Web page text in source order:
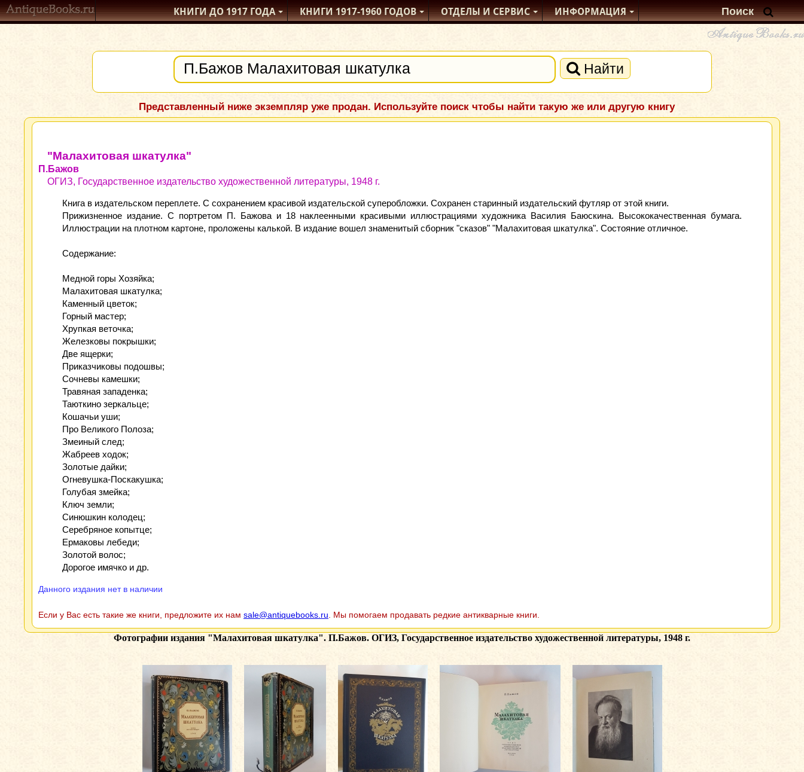
КНИГИ ДО 1917ГОДА КНИГИ1917-1960ГОДОВ ОТДЕЛЫИ СЕРВИС ИНФОРМАЦИЯ
Найти
Представленный ниже экземпляр уже продан. Используйте поиск чтобы найти такую же или другую книгу
"Малахитовая шкатулка"
П.Бажов
ОГИЗ, Государственное издательство художественной литературы, 1948 г.
Книга в издательском переплете. С сохранением красивой издательской суперобложки. Сохранен старинный издательский футляр от этой книги.
Прижизненное издание. С портретом П. Бажова и 18 наклеенными красивыми иллюстрациями художника Василия Баюскина. Высококачественная бумага.
Иллюстрации на плотном картоне, проложены калькой. В издание вошел знаменитый сборник "сказов" "Малахитовая шкатулка". Состояние отличное.
Содержание:
Медной горы Хозяйка;
Малахитовая шкатулка;
Каменный цветок;
Горный мастер;
Хрупкая веточка;
Железковы покрышки;
Две ящерки;
Приказчиковы подошвы;
Сочневы камешки;
Травяная западенка;
Таюткино зеркальце;
Кошачьи уши;
Про Великого Полоза;
Змеиный след;
Жабреев ходок;
Золотые дайки;
Огневушка-Поскакушка;
Голубая змейка;
Ключ земли;
Синюшкин колодец;
Серебряное копытце;
Ермаковы лебеди;
Золотой волос;
Дорогое имячко и др.
Данного издания нет в наличии
Если у Вас есть такие же книги, предложите их нам sale@antiquebooks.ru . Мы помогаем продавать редкие антикварные книги.
Фотографии издания "Малахитовая шкатулка". П.Бажов. ОГИЗ, Государственное издательство художественной литературы, 1948 г.